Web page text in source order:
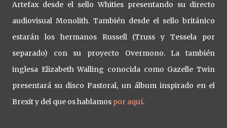
Artefax desde el sello Whities presentando su directo
audiovisual Monolith. También desde el sello británico
estarán los hermanos Russell (Truss y Tessela por
separado) con su proyecto Overmono. La también
inglesa Elizabeth Walling conocida como Gazelle Twin
presentará su disco Pastoral, un álbum inspirado en el
Brexit y del que os hablamos por aquí.